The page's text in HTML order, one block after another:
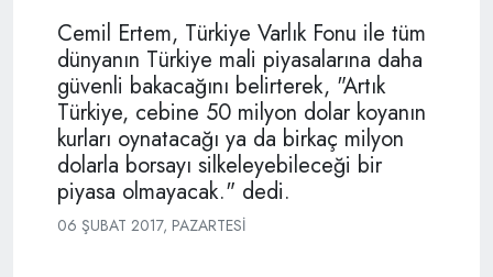
Cemil Ertem, Türkiye Varlık Fonu ile tüm
dünyanın Türkiye mali piyasalarına daha
güvenli bakacağını belirterek, "Artık
Türkiye, cebine 50 milyon dolar koyanın
kurları oynatacağı ya da birkaç milyon
dolarla borsayı silkeleyebileceği bir
piyasa olmayacak." dedi.
06 ŞUBAT 2017, PAZARTESI